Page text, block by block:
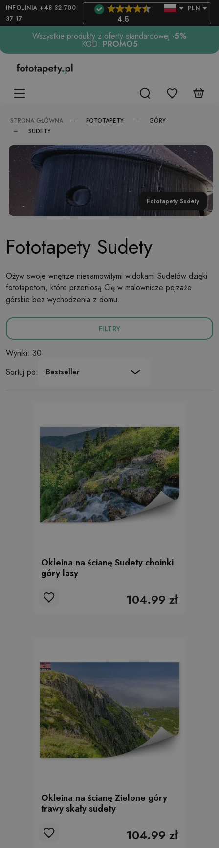
INFOLINIA +48 32 700
37 17
4.5
PLN
Wszystkie produkty z oferty standardowej -5%
KOD: PROMO5
STRONA GŁÓWNA FOTOTAPETY
GÓRY
SUDETY
Fototapety Sudety
Fototapety Sudety
Ożyw swoje wnętrze niesamowitymi widokami Sudetów dzięki
fototapetom, które przeniosą Cię w malownicze pejzaże
górskie bez wychodzenia z domu.
FILTRY
Wyniki: 30
Sortuj po:
Bestseller
Okleina na ścianę Sudety choinki
góry lasy
104.99 zł
Okleina na ścianę Zielone góry
trawy skały sudety
104.99 zł